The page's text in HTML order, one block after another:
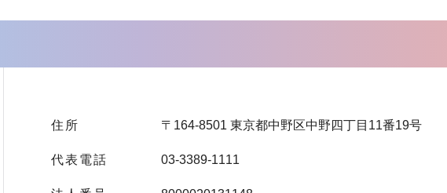
ー
住所 〒164-8501 東京都中野区中野四丁目11番19号
代表電話 03-3389-1111